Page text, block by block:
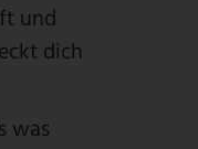
und
dich
was